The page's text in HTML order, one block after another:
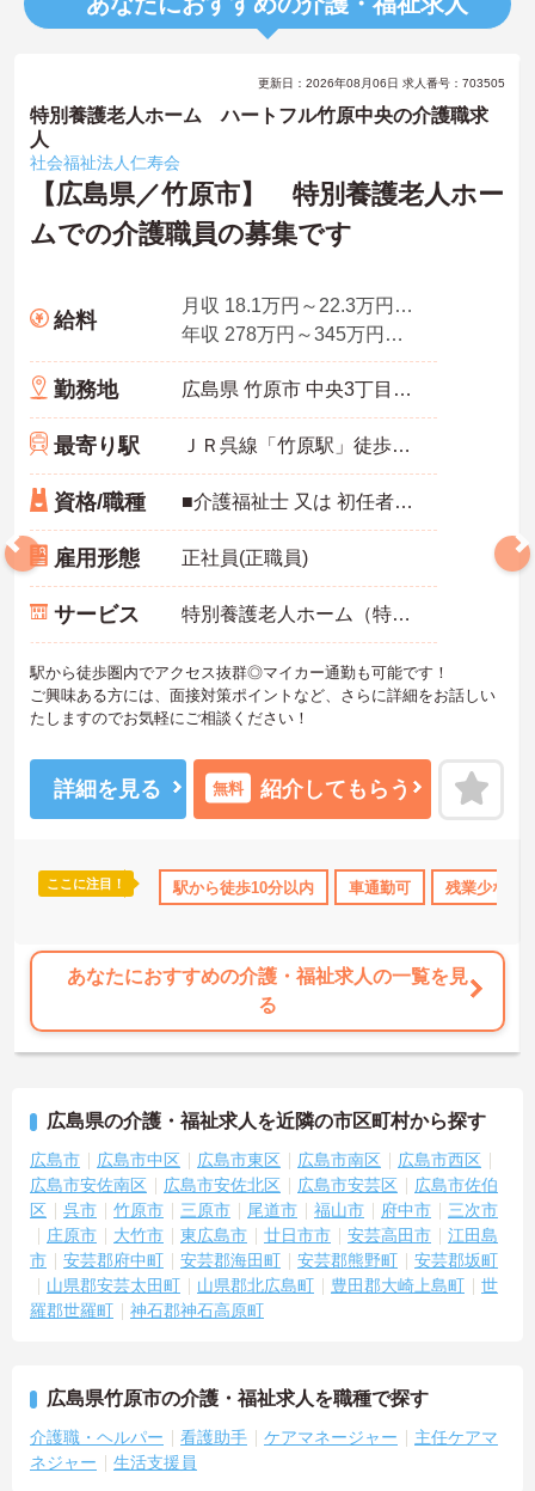
更新日：2026年08月06日 求人番号：703505
特別養護老人ホーム ハートフル竹原中央の介護職求
人
社会福祉法人仁寿会
【広島県／竹原市】 特別養護老人ホー
ムでの介護職員の募集です
給料
月収 18.1万円～22.3万円程度（諸手当・夜勤手当4回分込）
年収 278万円～345万円程度（賞与込）
勤務地 広島県 竹原市 中央3丁目10番14号
最寄り駅 ＪＲ呉線「竹原駅」徒歩7分
資格/職種 ■介護福祉士 又は 初任者研修（ヘルパー2級）以上 ■介護福祉士資格ない方は施設での実務経験必須
雇用形態 正社員(正職員)
サービス 特別養護老人ホーム（特養）
駅から徒歩圏内でアクセス抜群◎マイカー通勤も可能です！
ご興味ある方には、面接対策ポイントなど、さらに詳細をお話しい
たしますのでお気軽にご相談ください！
詳細を見る 無料 紹介してもらう
ここに注目！ 駅から徒歩10分以内 車通勤可 残業少なめ
あなたにおすすめの介護・福祉求人の一覧を見
る
広島県の介護・福祉求人を近隣の市区町村から探す
広島市 広島市中区 広島市東区 広島市南区
広島市西区
広島市安佐南区
広島市安佐北区 広島市安芸区
広島市佐伯
区
呉市 竹原市 三原市 尾道市 福山市 府中市
三次市
庄原市
大竹市 東広島市 廿日市市 安芸高田市
江田島
市
安芸郡府中町 安芸郡海田町 安芸郡熊野町
安芸郡坂町
山県郡安芸太田町
山県郡北広島町 豊田郡大崎上島町
世
羅郡世羅町
神石郡神石高原町
広島県竹原市の介護・福祉求人を職種で探す
介護職・ヘルパー 看護助手 ケアマネージャー
主任ケアマ
ネジャー
生活支援員